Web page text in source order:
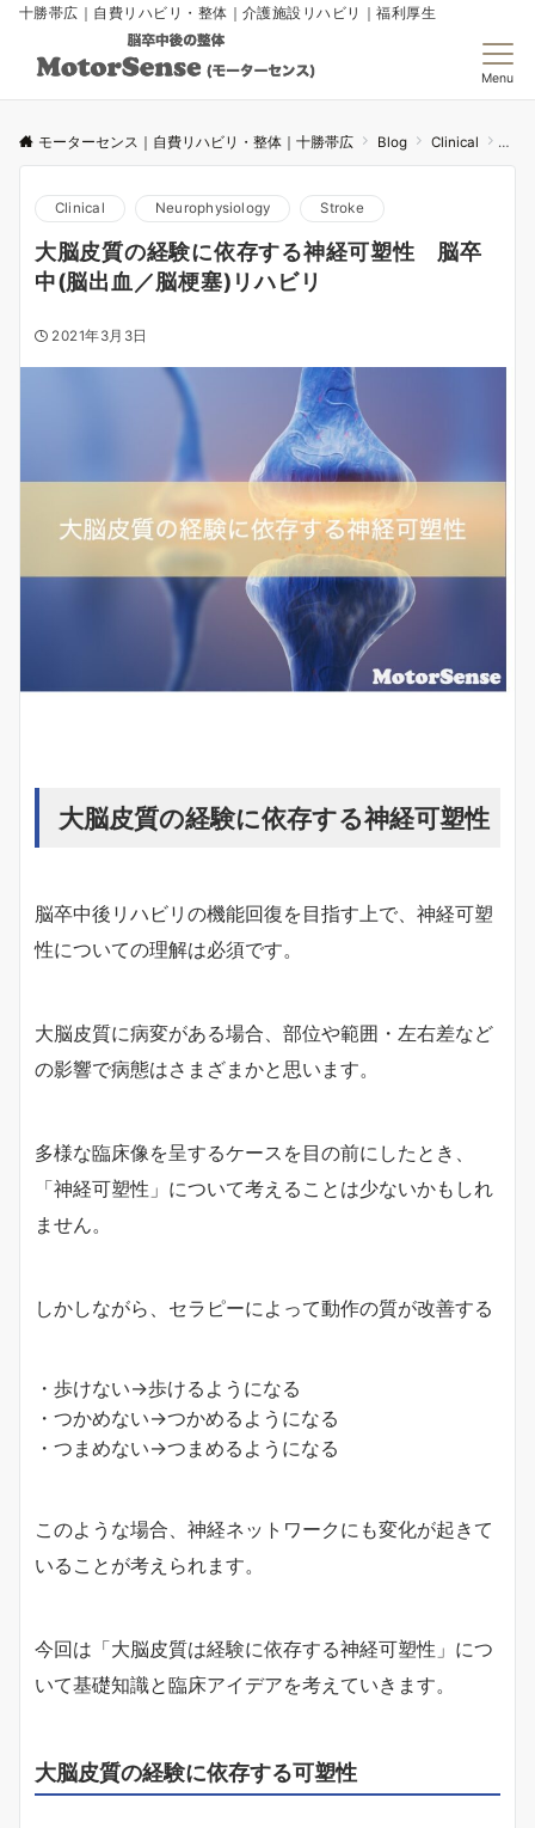
十勝帯広｜自費リハビリ・整体｜介護施設リハビリ｜福利厚生
Menu
モーターセンス｜自費リハビリ・整体｜十勝帯広 Blog Clinical 大脳
Clinical Neurophysiology Stroke
大脳皮質の経験に依存する神経可塑性 脳卒
中(脳出血／脳梗塞)リハビリ
2021年3月3日
大脳皮質の経験に依存する神経可塑性
脳卒中後リハビリの機能回復を目指す上で、神経可塑
性についての理解は必須です。
大脳皮質に病変がある場合、部位や範囲・左右差など
の影響で病態はさまざまかと思います。
多様な臨床像を呈するケースを目の前にしたとき、
「神経可塑性」について考えることは少ないかもしれ
ません。
しかしながら、セラピーによって動作の質が改善する
・歩けない→歩けるようになる
・つかめない→つかめるようになる
・つまめない→つまめるようになる
このような場合、神経ネットワークにも変化が起きて
いることが考えられます。
今回は「大脳皮質は経験に依存する神経可塑性」につ
いて基礎知識と臨床アイデアを考えていきます。
大脳皮質の経験に依存する可塑性